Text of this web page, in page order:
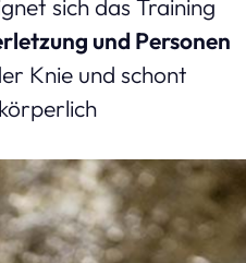
sich das Training
und Personen
Knie und schont